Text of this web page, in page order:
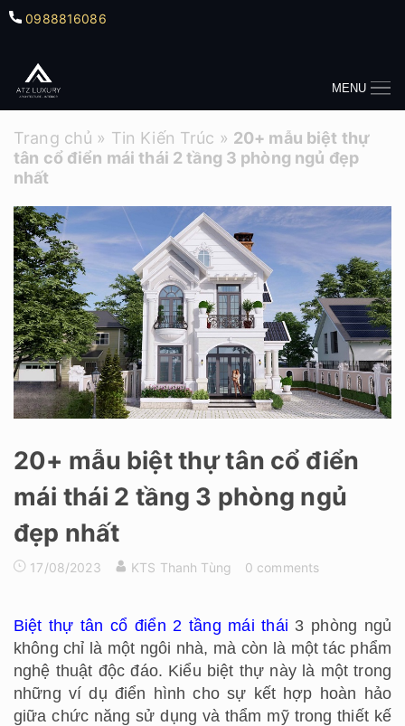
0988816086
MENU
Trang chủ » Tin Kiến Trúc » 20+ mẫu biệt thự
tân cổ điển mái thái 2 tầng 3 phòng ngủ đẹp
nhất
20+ mẫu biệt thự tân cổ điển
mái thái 2 tầng 3 phòng ngủ
đẹp nhất
17/08/2023 KTS Thanh Tùng 0 comments
Biệt thự tân cổ điển 2 tầng mái thái 3 phòng ngủ
không chỉ là một ngôi nhà, mà còn là một tác phẩm
nghệ thuật độc đáo. Kiểu biệt thự này là một trong
những ví dụ điển hình cho sự kết hợp hoàn hảo
giữa chức năng sử dụng và thẩm mỹ trong thiết kế